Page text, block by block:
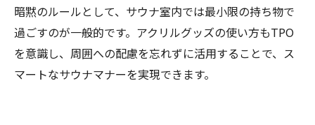
暗黙のルールとして、サウナ室内では最小限の持ち物で
過ごすのが一般的です。アクリルグッズの使い方もTPO
を意識し、周囲への配慮を忘れずに活用することで、ス
マートなサウナマナーを実現できます。